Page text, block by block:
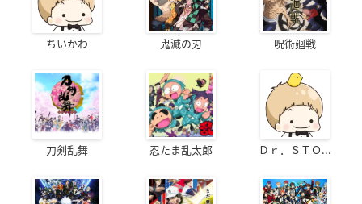
ちいかわ 鬼滅の刃 呪術廻戦
刀剣乱舞 忍たま乱太郎 Ｄｒ．ＳＴＯ...